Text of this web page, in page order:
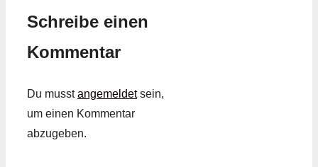
Schreibe einen
Kommentar
Du musstangemeldetsein,
um einen Kommentar
abzugeben.